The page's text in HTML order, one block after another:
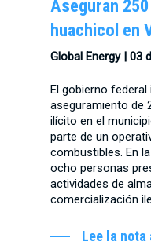
Aseguran
huachicol en
Global Energy | 03
El gobierno
aseguramiento de
ilícito en el
parte de un
combustibles. En
ocho personas
actividades de
comercialización
Lee la nota